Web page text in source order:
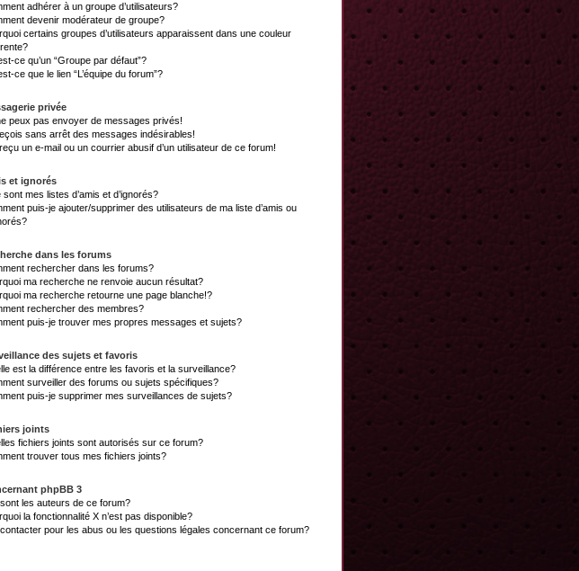
adhérer à un groupe d’utilisateurs?
devenir modérateur de groupe?
certains groupes d’utilisateurs apparaissent dans une couleur
ce qu’un “Groupe par défaut”?
ce que le lien “L’équipe du forum”?
privée
peux pas envoyer de messages privés!
sans arrêt des messages indésirables!
reçu un e-mail ou un courrier abusif d’un utilisateur de ce forum!
et ignorés
sont mes listes d’amis et d’ignorés?
puis-je ajouter/supprimer des utilisateurs de ma liste d’amis ou
dans les forums
rechercher dans les forums?
ma recherche ne renvoie aucun résultat?
ma recherche retourne une page blanche!?
rechercher des membres?
puis-je trouver mes propres messages et sujets?
des sujets et favoris
est la différence entre les favoris et la surveillance?
surveiller des forums ou sujets spécifiques?
puis-je supprimer mes surveillances de sujets?
joints
fichiers joints sont autorisés sur ce forum?
trouver tous mes fichiers joints?
phpBB 3
les auteurs de ce forum?
la fonctionnalité X n’est pas disponible?
pour les abus ou les questions légales concernant ce forum?